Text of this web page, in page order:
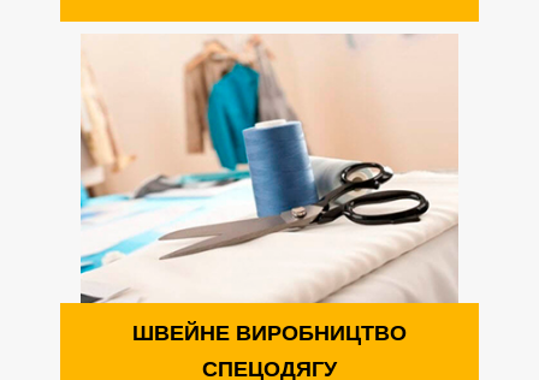
ШВЕЙНЕ ВИРОБНИЦТВО
СПЕЦОДЯГУ